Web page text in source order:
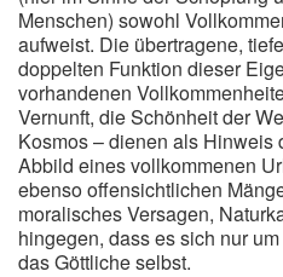
Menschen) sowohl
aufweist. Die übertragene,
doppelten Funktion dieser
vorhandenen
Vernunft, die Schönheit der
Kosmos – dienen als Hinweis
Abbild eines vollkommenen
ebenso offensichtlichen
moralisches Versagen,
hingegen, dass es sich nur
das Göttliche selbst.